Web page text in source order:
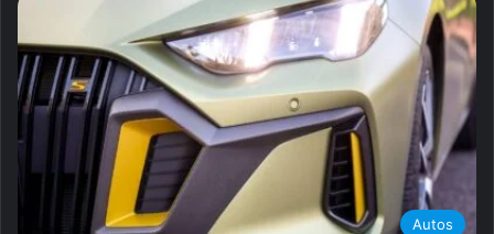
Autos